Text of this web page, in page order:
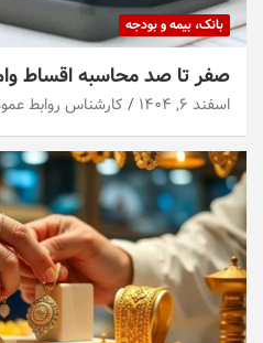
بانک، بیمه و بودجه
صفر تا صد محاسبه اقساط
اسفند ۶, ۱۴۰۴ کارشناس روابط